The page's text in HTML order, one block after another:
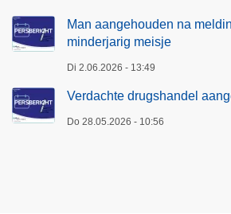
Man aangehouden na
minderjarig meisje
Di 2.06.2026 - 13:49
Verdachte drugshandel
Do 28.05.2026 - 10:56